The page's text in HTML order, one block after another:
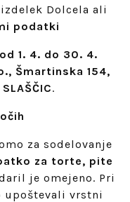
Dolcela ali
podatki
od 1. 4. do 30. 4.
Šmartinska 154,
.
za sodelovanje
za torte, pite
je omejeno. Pri
upoštevali vrstni